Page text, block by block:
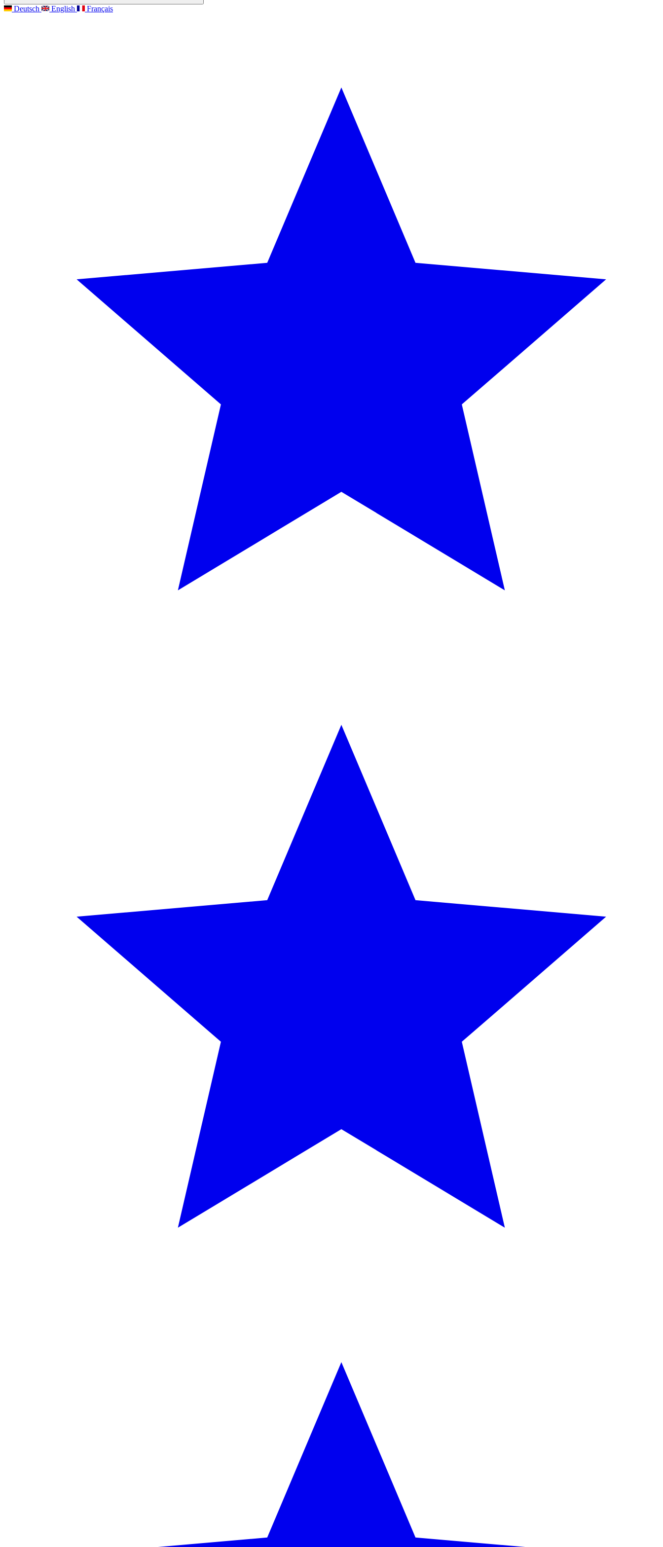
Deutsch English Français